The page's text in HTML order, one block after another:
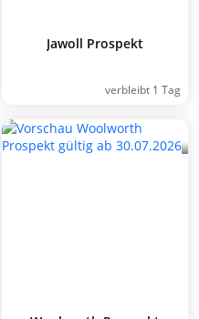
Jawoll Prospekt
verbleibt 1 Tag